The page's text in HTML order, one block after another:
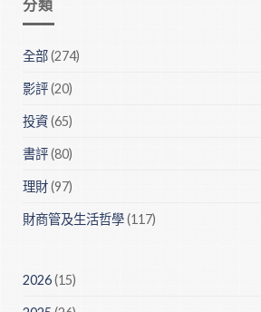
分類
全部(274)
影評(20)
投資(65)
書評(80)
理財(97)
財商管及生活哲學(117)
2026(15)